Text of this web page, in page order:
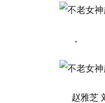
，
赵雅芝